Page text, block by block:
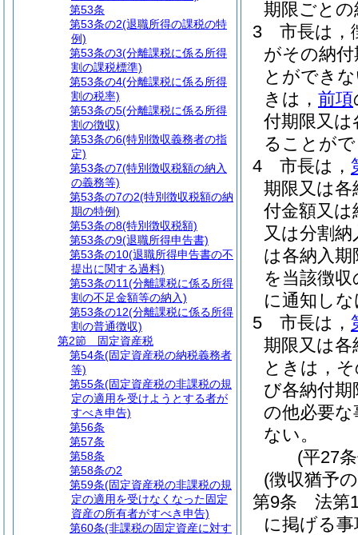
期限ごと
3
市長は，
がその納
とができ
きは， 前項
付期限又
ることが
4
市長は，
期限又は各
付金額又
又は分割
は各納入
を当該徴
に通知し
5
市長は，
期限又は
ときは，
び各納付
の他必要
ない。
(平27
(徴収猶予
第9条
法第
に掲げる
第53条
第53条の2(退職所得の課税の特
例)
第53条の3(分離課税に係る所得
割の課税標準)
第53条の4(分離課税に係る所得
割の税率)
第53条の5(分離課税に係る所得
割の徴収)
第53条の6(特別徴収義務者の指
定)
第53条の7(特別徴収税額の納入
の義務等)
第53条の7の2(特別徴収税額の納
期の特例)
第53条の8(特別徴収税額)
第53条の9(退職所得申告書)
第53条の10(退職所得申告書の不
提出に関する過料)
第53条の11(分離課税に係る所得
割の不足金額等の納入)
第53条の12(分離課税に係る所得
割の普通徴収)
第2節
固定資産税
第54条(固定資産税の納税義務者
等)
第55条(固定資産税の非課税の規
定の適用を受けようとする者が
すべき申告)
第56条
第57条
第58条
第58条の2
第59条(固定資産税の非課税の規
定の適用を受けなくなった固定
資産の所有者がすべき申告)
第60条(非課税の固定資産に対す